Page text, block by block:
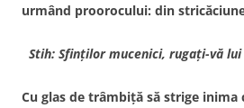
urmând proorocului: din
Stih: Sfinţilor mucenici, rugaţi-vă lui
Cu glas de trâmbiţă să strige inima